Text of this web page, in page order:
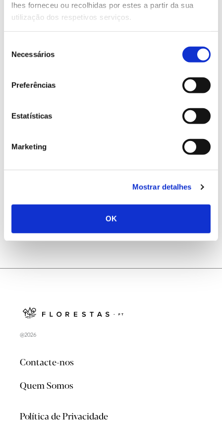
lhes forneceu ou recolhidas por estes a partir da sua
utilização dos respetivos serviços.
Necessários
Preferências
Estatísticas
Marketing
Mostrar detalhes
OK
Genoma do priolo e de outras espécies em risco:
conhecer para conservar
Registar galhas de Trichi em acácia-das-espigas:
@2026
Contacte-nos
Quem Somos
Política de Privacidade